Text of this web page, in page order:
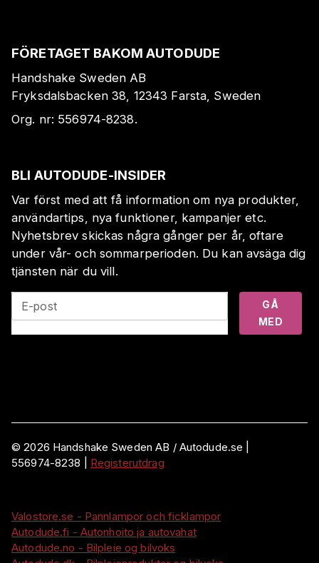
FÖRETAGET BAKOM AUTODUDE
Handshake Sweden AB
Fryksdalsbacken 38, 12343 Farsta, Sweden
Org. nr: 556974-8238.
BLI AUTODUDE-INSIDER
Var först med att få information om nya produkter,
användartips, nya funktioner, kampanjer etc.
Nyhetsbrev skickas några gånger per år, oftare
under vår- och sommarperioden. Du kan avsäga dig
tjänsten när du vill.
E-post
GÅ
MED
©2026 Handshake Sweden AB / Autodude.se |
556974-8238
Registerutdrag
Valostore.se - Pannlampor och ficklampor
Autodude.fi - Autonhoito ja autovahat
Autodude.no - Bilpleie og bilvoks